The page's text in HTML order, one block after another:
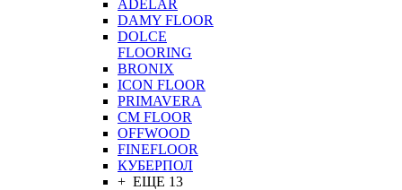
ADELAR
DAMY FLOOR
DOLCE
FLOORING
BRONIX
ICON FLOOR
PRIMAVERA
CM FLOOR
OFFWOOD
FINEFLOOR
КУБЕРПОЛ
+ ЕЩЕ 13